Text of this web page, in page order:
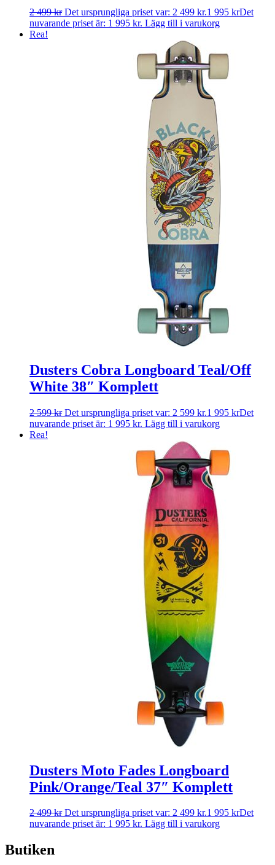
2 499kr Det ursprungliga priset var: 2 499 kr.1 995 krDet
nuvarande priset är: 1 995 kr. Lägg till i varukorg
Rea!
Dusters Cobra Longboard Teal/Off
White 38″ Komplett
2 599kr Det ursprungliga priset var: 2 599 kr.1 995 krDet
nuvarande priset är: 1 995 kr. Lägg till i varukorg
Rea!
Dusters Moto Fades Longboard
Pink/Orange/Teal 37″ Komplett
2 499kr Det ursprungliga priset var: 2 499 kr.1 995 krDet
nuvarande priset är: 1 995 kr. Lägg till i varukorg
Butiken